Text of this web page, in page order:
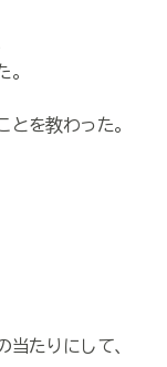
。
とを教わった。
当たりにして、